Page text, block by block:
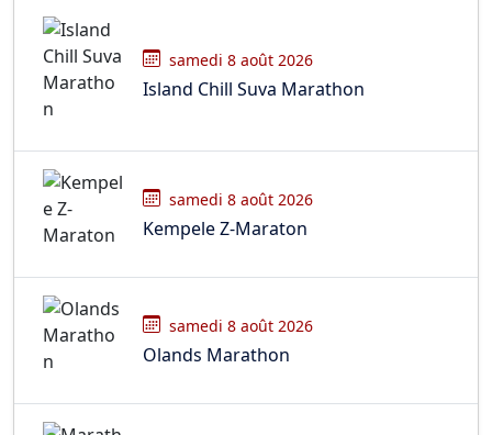
samedi 8 août 2026
Island Chill Suva Marathon
samedi 8 août 2026
Kempele Z-Maraton
samedi 8 août 2026
Olands Marathon